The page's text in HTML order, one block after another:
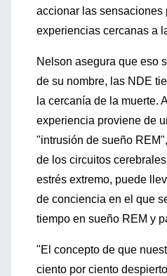
accionar las sensaciones
experiencias cercanas a
Nelson asegura que eso
de su nombre, las NDE
la cercanía de la muerte.
experiencia proviene de
"intrusión de sueño
de los circuitos
estrés extremo, puede
de conciencia en el que
tiempo en sueño REM y
"El concepto de que
ciento por ciento